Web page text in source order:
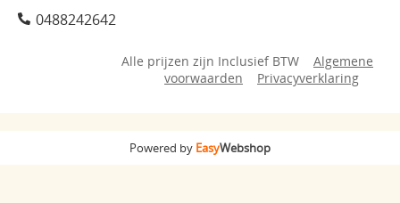
0488242642
Alle prijzen zijn Inclusief BTW
Algemene
voorwaarden
Privacyverklaring
Powered by EasyWebshop